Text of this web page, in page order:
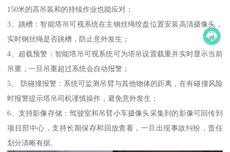
150米的高吊装和的持续作业也能应对；
3、跳槽：智能塔吊可视系统在主钢丝绳绞盘位置安装高清摄像头，
实时钢丝绳是否跳槽，防止意外发生；
4、超载预警：智能塔吊可视系统可为塔吊设置载重并实时显示当前
吊重，一旦吊重超过系统会自动报警；
5、 防碰撞报警：系统可监测吊臂与其他物体的距离，在有碰撞风险
时报警提示塔吊司机谨慎操作，避免意外发生；
6、支持影像存储：驾驶室和吊臂小车摄像头采集到的影像可回传到
项目部中心，支持长期保存和回放查看，一旦出现事故纠纷，责任
划分清晰有据。